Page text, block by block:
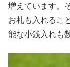
増えています。
お札も入れるこ
能な小銭入れも